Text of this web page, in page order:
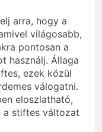
arra, hogy a
világosabb,
pontosan a
használj. Állaga
ezek közül
válogatni.
eloszlatható,
a stiftes változat